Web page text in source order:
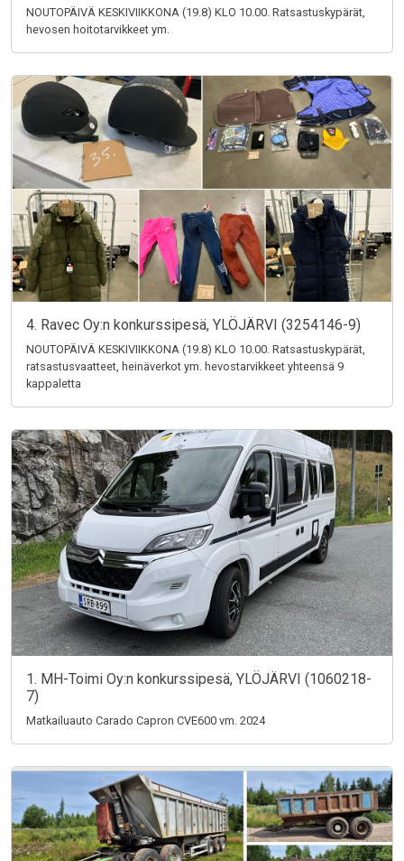
NOUTOPÄIVÄ KESKIVIIKKONA (19.8) KLO 10.00. Ratsastuskypärät,
hevosen hoitotarvikkeet ym.
4. Ravec Oy:n konkurssipesä, YLÖJÄRVI (3254146-9)
NOUTOPÄIVÄ KESKIVIIKKONA (19.8) KLO 10.00. Ratsastuskypärät,
ratsastusvaatteet, heinäverkot ym. hevostarvikkeet yhteensä 9
kappaletta
1. MH-Toimi Oy:n konkurssipesä, YLÖJÄRVI (1060218-
7)
Matkailuauto Carado Capron CVE600 vm. 2024